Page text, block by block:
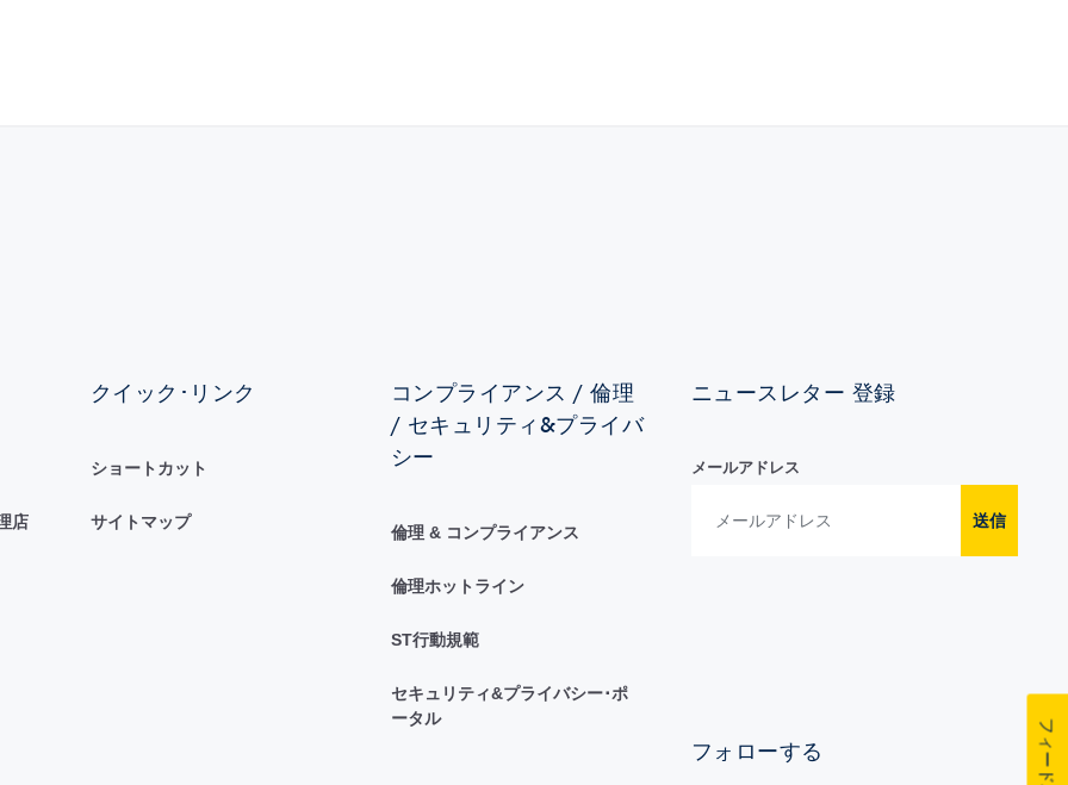
店
クイック･リンク
ショートカット
サイトマップ
コンプライアンス / 倫理
/ セキュリティ&プライバ
シー
倫理 & コンプライアンス
倫理ホットライン
ST行動規範
セキュリティ&プライバシー･ポ
ータル
ニュースレター 登録
メールアドレス
送信
フォローする